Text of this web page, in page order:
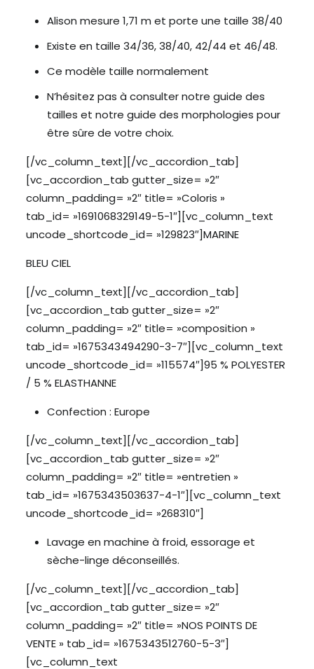
Alison mesure 1,71 m et porte une taille 38/40
Existe en taille 34/36, 38/40, 42/44 et 46/48.
Ce modèle taille normalement
N’hésitez pas à consulter notre guide des
tailles et notre guide des morphologies pour
être sûre de votre choix.
[/vc_column_text][/vc_accordion_tab]
[vc_accordion_tab gutter_size= »2″
column_padding= »2″ title= »Coloris »
tab_id= »1691068329149-5-1″][vc_column_text
uncode_shortcode_id= »129823″]MARINE
BLEU CIEL
[/vc_column_text][/vc_accordion_tab]
[vc_accordion_tab gutter_size= »2″
column_padding= »2″ title= »composition »
tab_id= »1675343494290-3-7″][vc_column_text
uncode_shortcode_id= »115574″]95 % POLYESTER
/ 5 % ELASTHANNE
Confection : Europe
[/vc_column_text][/vc_accordion_tab]
[vc_accordion_tab gutter_size= »2″
column_padding= »2″ title= »entretien »
tab_id= »1675343503637-4-1″][vc_column_text
uncode_shortcode_id= »268310″]
Lavage en machine à froid, essorage et
sèche-linge déconseillés.
[/vc_column_text][/vc_accordion_tab]
[vc_accordion_tab gutter_size= »2″
column_padding= »2″ title= »NOS POINTS DE
VENTE » tab_id= »1675343512760-5-3″]
[vc_column_text